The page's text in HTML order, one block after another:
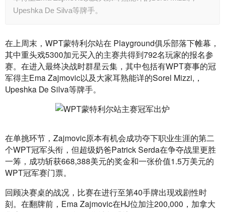
Upeshka De Silva等牌手。
在上周末，WPT蒙特利尔站在 Playground俱乐部落下帷幕，
其中重头戏5300加元买入的主赛共得到792名玩家的报名参
赛。在进入最终决战时群星云集，其中包括有WPT赛事的冠
军得主Ema Zajmovic以及大家耳熟能详的Sorel Mizzi,，
Upeshka De Silva等牌手。
在单挑环节，Zajmovic原本有机会成功夺下职业生涯的第二
个WPT冠军头衔，但超级奶爸Patrick Serda在争夺战里更胜
一筹，成功斩获668,388美元的奖金和一张价值1.5万美元的
WPT冠军赛门票。
回顾决赛桌的战况，比赛在进行至第40手牌出现戏剧性时
刻。在翻牌前，Ema Zajmovic在HJ位加注200,000，加拿大